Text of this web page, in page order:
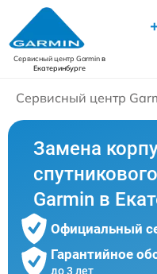
Сервисный центр Garminв
Екатеринбурге
Сервисный центр
Замена
Garmin в
Официальный
Гарантийное
до 3 лет